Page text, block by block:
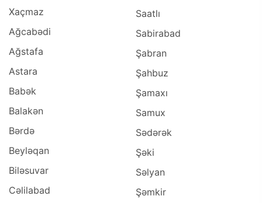
Xaçmaz
Ağcabədi
Ağstafa
Astara
Babək
Balakən
Bərdə
Beyləqan
Biləsuvar
Cəlilabad
Saatlı
Sabirabad
Şabran
Şahbuz
Şamaxı
Samux
Sədərək
Şəki
Səlyan
Şəmkir